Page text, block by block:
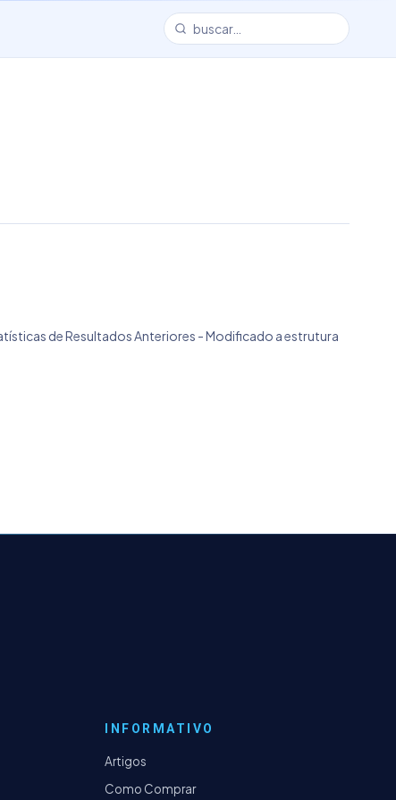
de Resultados Anteriores - Modificado a estrutura
INFORMATIVO
Artigos
Como Comprar